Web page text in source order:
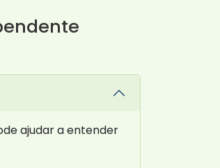
ajudar a entender